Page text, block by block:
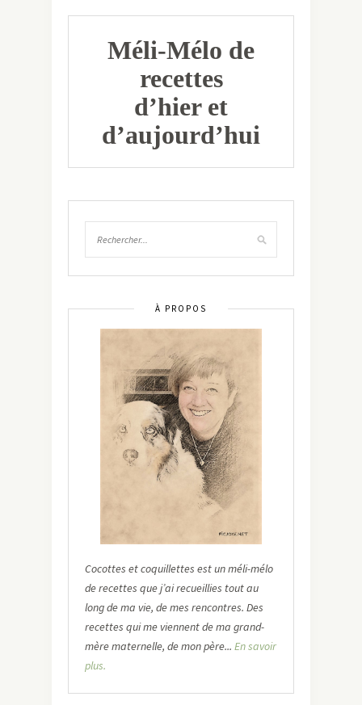
Méli-Mélo de
recettes
d’hier et
d’aujourd’hui
À PROPOS
Cocottes et coquillettes est un méli-mélo
de recettes que j’ai recueillies tout au
long de ma vie, de mes rencontres. Des
recettes qui me viennent de ma grand-
mère maternelle, de mon père... En savoir
plus.